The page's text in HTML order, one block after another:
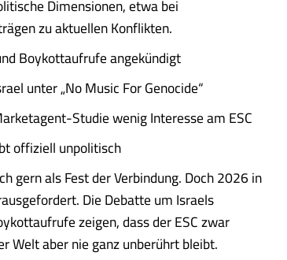
Dimensionen, etwa bei
zu aktuellen Konflikten.
Boykottaufrufe angekündigt
unter „No Music For Genocide“
Studie wenig Interesse am ESC
offiziell unpolitisch
gern als Fest der Verbindung. Doch 2026 in
Die Debatte um Israels
zeigen, dass der ESC zwar
Welt aber nie ganz unberührt bleibt.